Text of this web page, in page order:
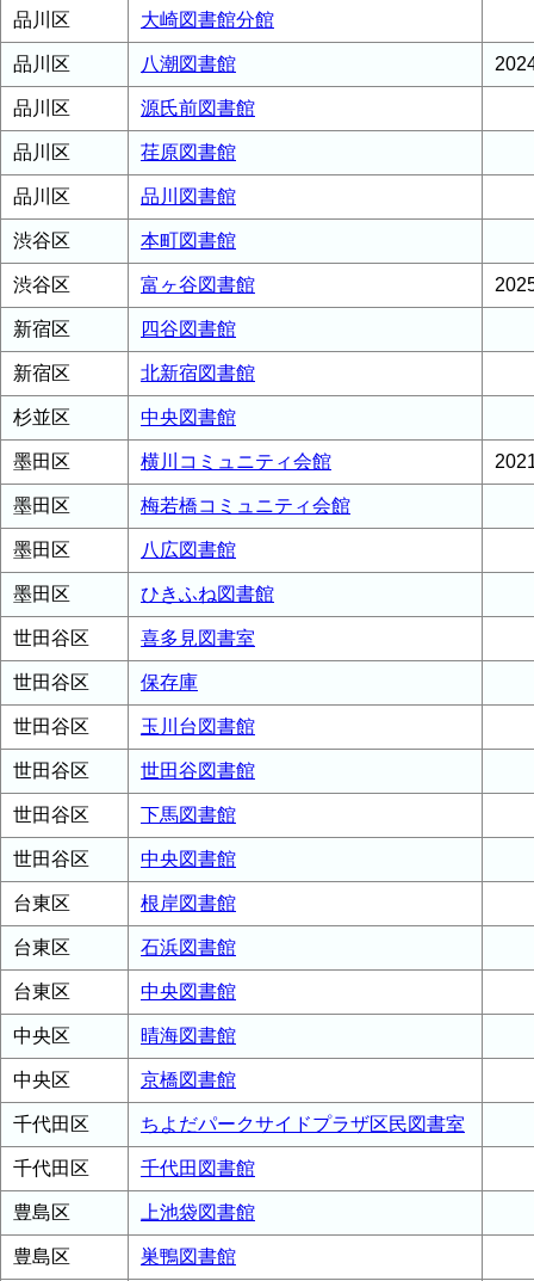
品川区 大崎図書館分館
品川区 八潮図書館
品川区 源氏前図書館
品川区 荏原図書館
品川区 品川図書館
渋谷区 本町図書館
渋谷区 富ヶ谷図書館
新宿区 四谷図書館
新宿区 北新宿図書館
杉並区 中央図書館
墨田区 横川コミュニティ会館
墨田区 梅若橋コミュニティ会館
墨田区 八広図書館
墨田区 ひきふね図書館
世田谷区 喜多見図書室
世田谷区 保存庫
世田谷区 玉川台図書館
世田谷区 世田谷図書館
世田谷区 下馬図書館
世田谷区 中央図書館
台東区 根岸図書館
台東区 石浜図書館
台東区 中央図書館
中央区 晴海図書館
中央区 京橋図書館
千代田区 ちよだパークサイドプラザ区民図書室
千代田区 千代田図書館
豊島区 上池袋図書館
豊島区 巣鴨図書館